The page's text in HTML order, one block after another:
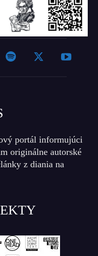
portál informujúci
originálne autorské
z diania na